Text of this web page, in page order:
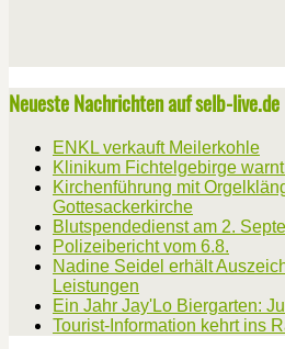
Neueste Nachrichten auf selb-live.de
ENKL verkauft Meilerkohle
Klinikum Fichtelgebirge
Kirchenführung mit
Gottesackerkirche
Blutspendedienst am 2.
Polizeibericht vom 6.8.
Nadine Seidel erhält
Leistungen
Ein Jahr Jay'Lo Biergarten:
Tourist-Information kehrt ins